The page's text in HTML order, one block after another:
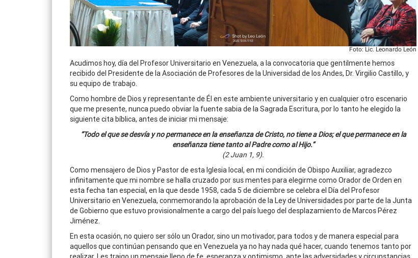
Foto: Lic. Leonardo León
Acudimos hoy, día del Profesor Universitario en Venezuela, a la convocatoria que gentilmente hemos
recibido del Presidente de la Asociación de Profesores de la Universidad de los Andes, Dr. Virgilio Castillo, y
su equipo de trabajo.
Como hombre de Dios y representante de Él en este ambiente universitario y en cualquier otro escenario
que me presente, nunca puedo obviar la fuente sabia de la Sagrada Escritura, por lo tanto he elegido la
siguiente cita bíblica, antes de iniciar mi mensaje:
“Todo el que se desvía y no permanece en la enseñanza de Cristo, no tiene a Dios; el que permanece en la
enseñanza tiene tanto al Padre como al Hijo.”
(2 Juan 1, 9).
Como mensajero de Dios y Pastor de esta Iglesia local, en mi condición de Obispo Auxiliar, agradezco
infinitamente que mi nombre se halla cruzado por sus mentes para elegirme como Orador de Orden en
esta fecha tan especial, en la que desde 1958, cada 5 de diciembre se celebra el Día del Profesor
Universitario en Venezuela, conmemorando la aprobación de la Ley de Universidades por parte de la Junta
de Gobierno que estuvo provisionalmente a cargo del país luego del desplazamiento de Marcos Pérez
Jiménez.
En esta ocasión, no quiero ser sólo un Orador, sino un motivador, para todos y de manera especial para
aquellos que continúan pensando que en Venezuela ya no hay nada qué hacer, cuando tenemos tanto por